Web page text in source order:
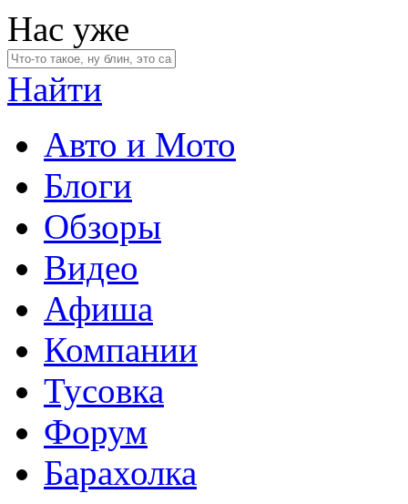
Нас уже
Найти
Авто и Мото
Блоги
Обзоры
Видео
Афиша
Компании
Тусовка
Форум
Барахолка